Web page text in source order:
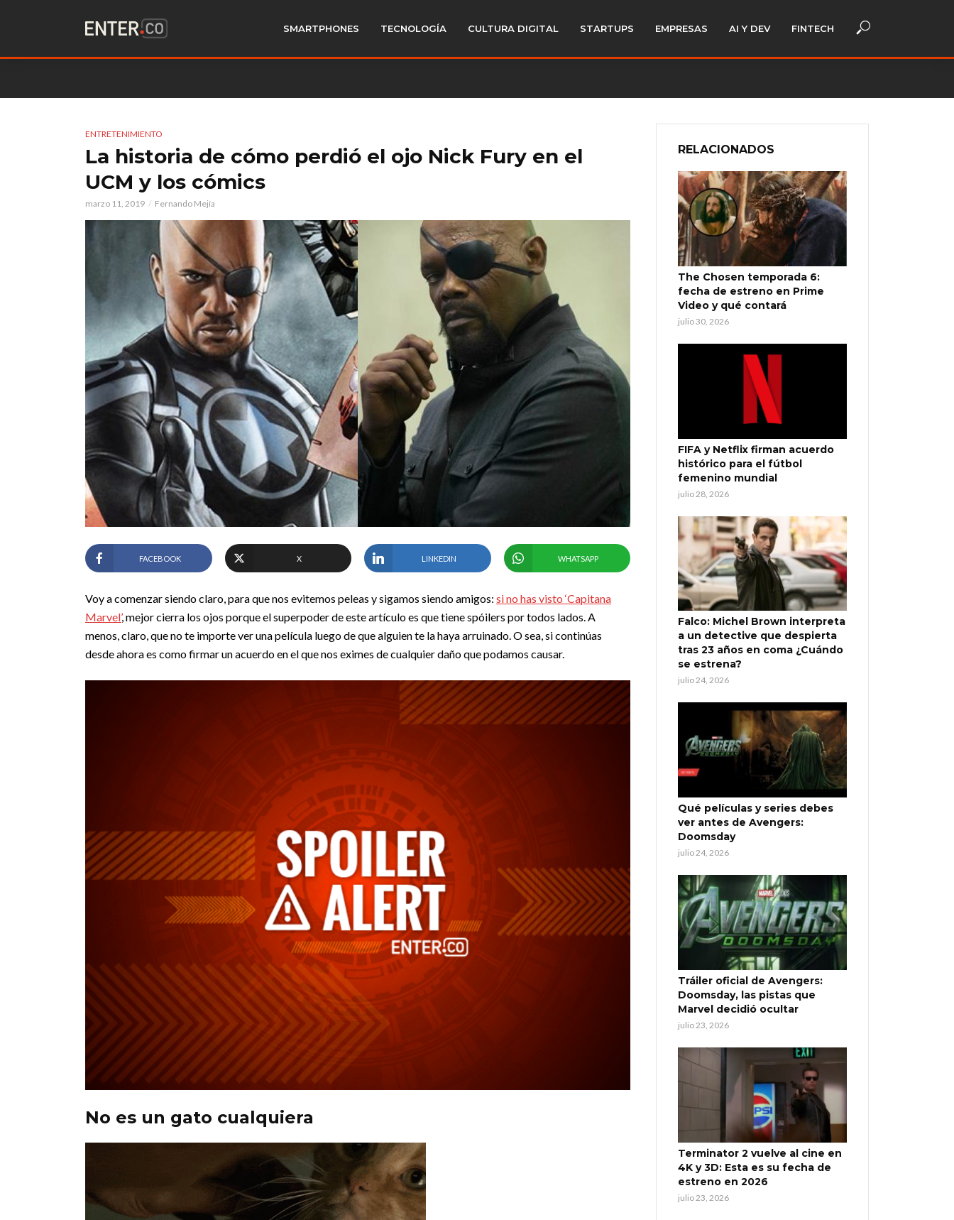
SMARTPHONES TECNOLOGÍA CULTURA DIGITAL STARTUPS EMPRESAS AI Y DEV FINTECH
ENTRETENIMIENTO
La historia de cómo perdió el ojo Nick Fury en el
UCM y los cómics
marzo 11, 2019 Fernando Mejía
FACEBOOK X LINKEDIN WHATSAPP
Voy a comenzar siendo claro, para que nos evitemos peleas y sigamos siendo amigos: si no has visto ‘Capitana
Marvel’, mejor cierra los ojos porque el superpoder de este artículo es que tiene spóilers por todos lados. A
menos, claro, que no te importe ver una película luego de que alguien te la haya arruinado. O sea, si continúas
desde ahora es como firmar un acuerdo en el que nos eximes de cualquier daño que podamos causar.
No es un gato cualquiera
RELACIONADOS
The Chosen temporada 6:
fecha de estreno en Prime
Video y qué contará
julio 30, 2026
FIFA y Netflix firman acuerdo
histórico para el fútbol
femenino mundial
julio 28, 2026
Falco: Michel Brown interpreta
a un detective que despierta
tras 23 años en coma ¿Cuándo
se estrena?
julio 24, 2026
Qué películas y series debes
ver antes de Avengers:
Doomsday
julio 24, 2026
Tráiler oficial de Avengers:
Doomsday, las pistas que
Marvel decidió ocultar
julio 23, 2026
Terminator 2 vuelve al cine en
4K y 3D: Esta es su fecha de
estreno en 2026
julio 23, 2026